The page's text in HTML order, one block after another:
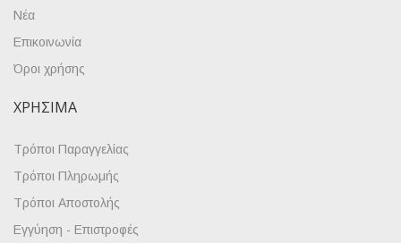
Νέα
Επικοινωνία
Όροι χρήσης
ΧΡΉΣΙΜΑ
Τρόποι Παραγγελίας
Τρόποι Πληρωμής
Τρόποι Αποστολής
Εγγύηση - Επιστροφές